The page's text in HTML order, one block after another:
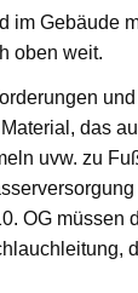
im Gebäude
oben weit.
das
uvw. zu
OG müssen